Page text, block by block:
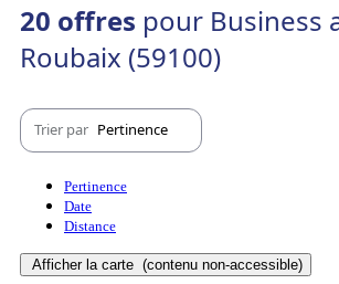
20 offres pour Business
Roubaix (59100)
Trier par Pertinence
Pertinence
Date
Distance
Afficher la carte (contenu non-accessible)